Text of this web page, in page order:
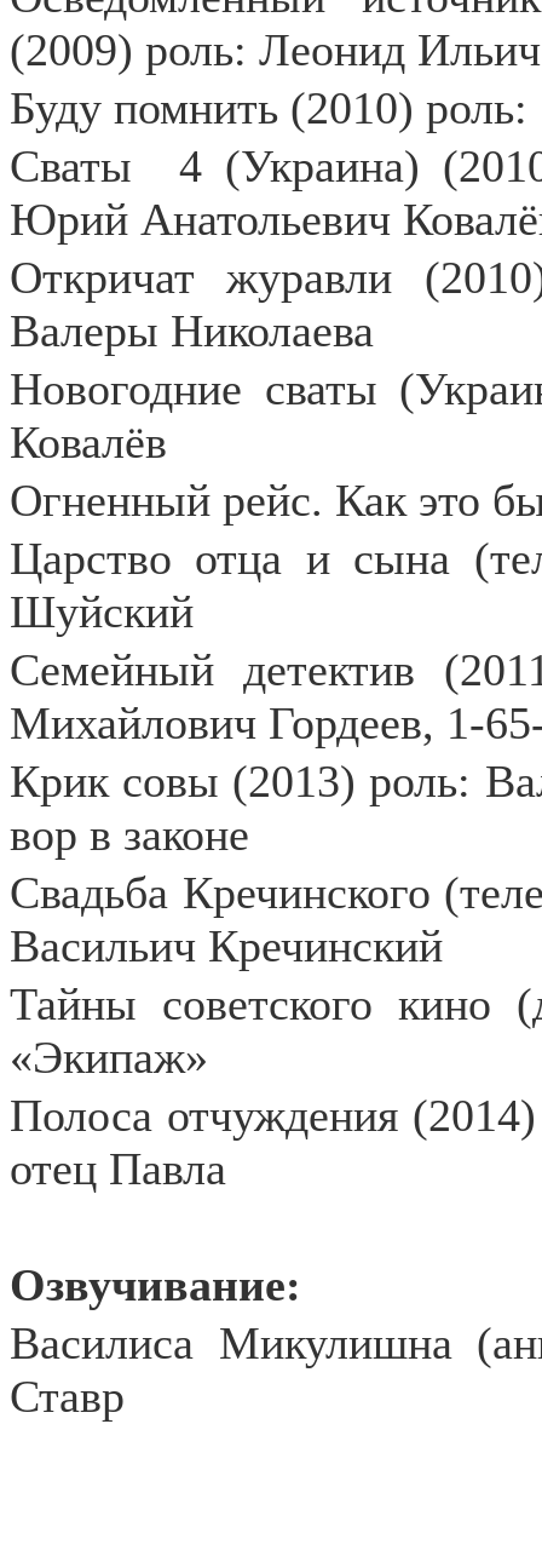
(2009) роль: Леонид
Буду помнить (2010)
Сваты
4 (Украина)
Юрий Анатольевич
Откричат журавли
Валеры Николаева
Новогодние сваты
Ковалёв
Огненный рейс. Как это
Царство отца и сына
Шуйский
Семейный детектив
Михайлович Гордеев, 1-
Крик совы (2013) роль:
вор в законе
Свадьба Кречинского
Васильич Кречинский
Тайны советского кино
«Экипаж»
Полоса отчуждения
отец Павла
Озвучивание:
Василиса Микулишна
Ставр